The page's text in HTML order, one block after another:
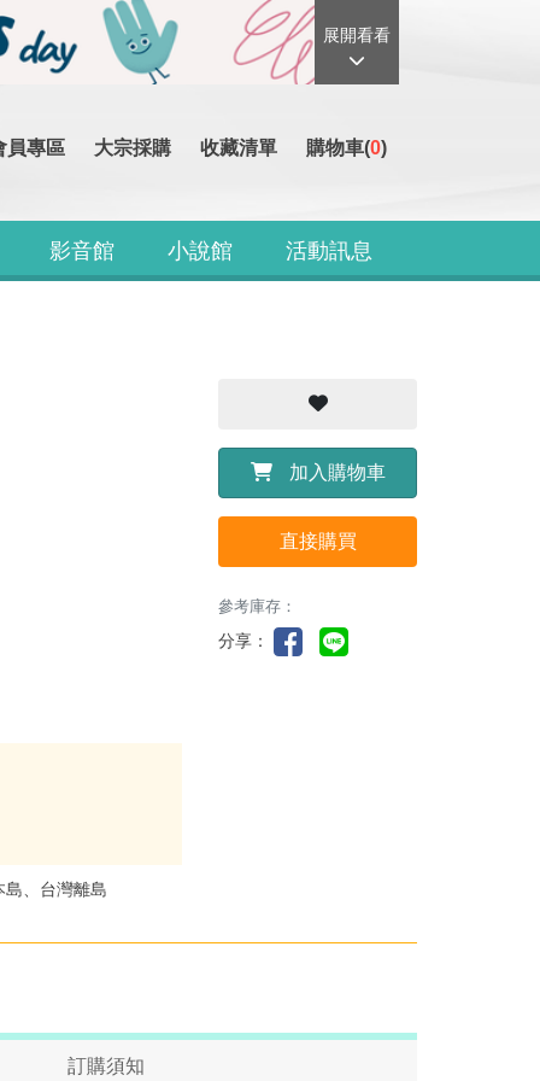
展開看看
員專區 大宗採購 收藏清單 購物車(0)
影音館 小說館 活動訊息
島、台灣離島
加入購物車
直接購買
參考庫存：
分享：
訂購須知